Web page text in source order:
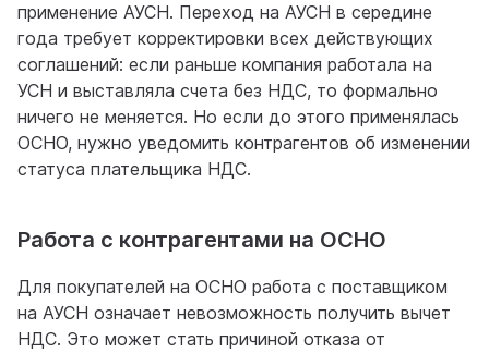
применение АУСН. Переход на АУСН в середине
года требует корректировки всех действующих
соглашений: если раньше компания работала на
УСН и выставляла счета без НДС, то формально
ничего не меняется. Но если до этого применялась
ОСНО, нужно уведомить контрагентов об изменении
статуса плательщика НДС.
Работа с контрагентами на ОСНО
Для покупателей на ОСНО работа с поставщиком
на АУСН означает невозможность получить вычет
НДС. Это может стать причиной отказа от